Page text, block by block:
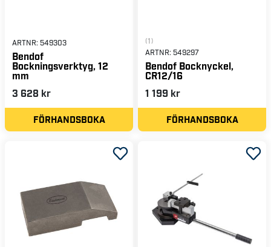
ARTNR: 549303
Bendof
Bockningsverktyg, 12
mm
3 628 kr
FÖRHANDSBOKA
(1)
ARTNR: 549297
Bendof Bocknyckel,
CR12/16
1 199 kr
FÖRHANDSBOKA